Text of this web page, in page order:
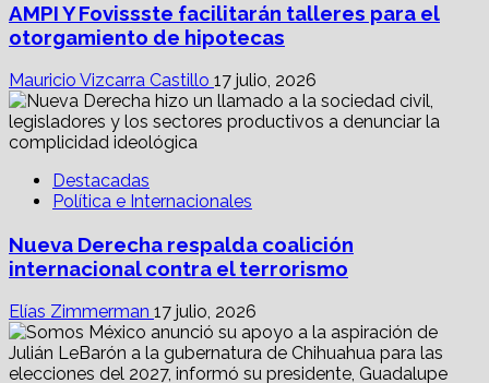
AMPI Y Fovissste facilitarán talleres para el
otorgamiento de hipotecas
Mauricio Vizcarra Castillo 17 julio, 2026
Destacadas
Política e Internacionales
Nueva Derecha respalda coalición
internacional contra el terrorismo
Elías Zimmerman 17 julio, 2026